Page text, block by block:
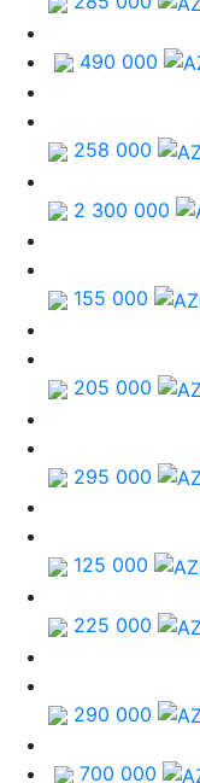
490 000
258 000
2 300 000
155 000
205 000
295 000
125 000
225 000
290 000
700 000